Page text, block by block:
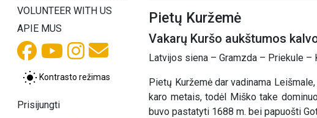
VOLUNTEER WITH US
APIE MUS
Kontrasto režimas
Prisijungti
Pietų Kuržemė
Vakarų Kuršo aukštumos
Latvijos siena – Gramzda – Priekule –
Pietų Kuržemė dar vadinama
karo metais, todėl Miško take
buvo pastatyti 1688 m. bei papuošti